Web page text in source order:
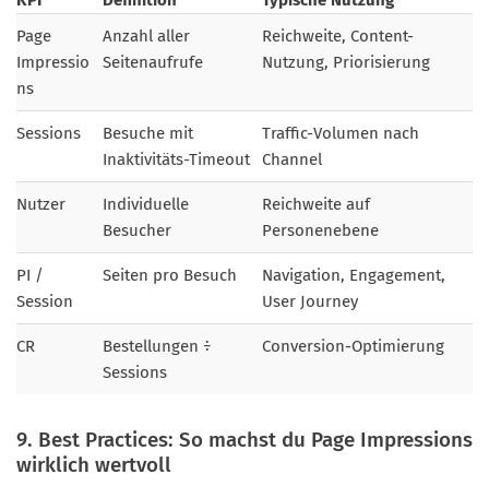
Page
Impressio
ns
Anzahl aller
Seitenaufrufe
Reichweite, Content-
Nutzung, Priorisierung
Sessions
Besuche mit
Inaktivitäts-Timeout
Traffic-Volumen nach
Channel
Nutzer
Individuelle
Besucher
Reichweite auf
Personenebene
PI /
Session
Seiten pro Besuch
Navigation, Engagement,
User Journey
CR
Bestellungen ÷
Sessions
Conversion-Optimierung
9. Best Practices: So machst du Page Impressions
wirklich wertvoll